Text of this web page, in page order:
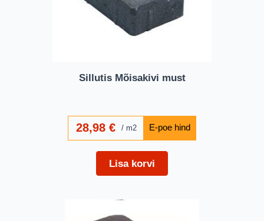
Sillutis Mõisakivi must
28,98€ m2
Lisa korvi